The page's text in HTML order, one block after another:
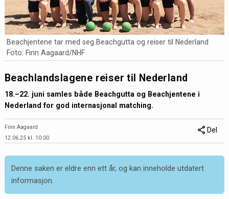
Beachjentene tar med seg Beachgutta og reiser til Nederland
Foto: Finn Aagaard/NHF
Beachlandslagene reiser til Nederland
18.–22. juni samles både Beachgutta og Beachjentene i
Nederland for god internasjonal matching.
Finn Aagaard
12.06.25 kl. 10:00
Del
Denne saken er eldre enn ett år, og kan inneholde utdatert
informasjon.